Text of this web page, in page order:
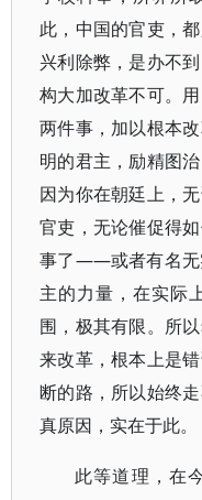
此，中国的官吏，
兴利除弊，是办不
构大加改革不可。
两件事，加以根本
明的君主，励精图
因为你在朝廷上，
官吏，无论催促得
事了——或者有名无
主的力量，在实际
围，极其有限。所
来改革，根本上是
断的路，所以始终
真原因，实在于此。
此等道理，在